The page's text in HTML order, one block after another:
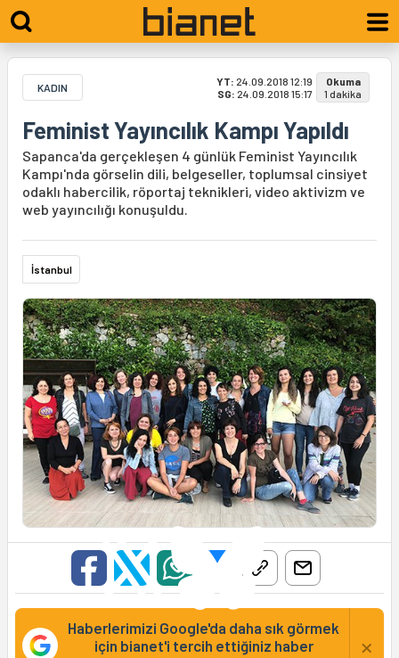
KADIN YT: 24.09.2018 12:19
SG: 24.09.2018 15:17
Okuma
1 dakika
Feminist Yayıncılık Kampı Yapıldı
Sapanca'da gerçekleşen 4 günlük Feminist Yayıncılık
Kampı'nda görselin dili, belgeseller, toplumsal cinsiyet
odaklı habercilik, röportaj teknikleri, video aktivizm ve
web yayıncılığı konuşuldu.
İstanbul
Haberlerimizi Google'da daha sık görmek
için bianet'i tercih ettiğiniz haber
×